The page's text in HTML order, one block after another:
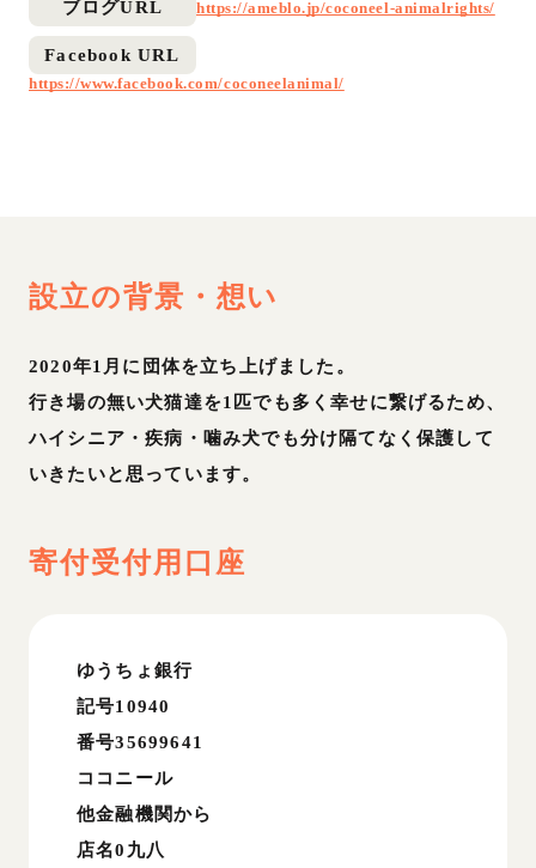
ブログURL https://ameblo.jp/coconeel-animalrights/
Facebook URL
https://www.facebook.com/coconeelanimal/
設立の背景・想い
2020年1月に団体を立ち上げました。
行き場の無い犬猫達を1匹でも多く幸せに繋げるため、
ハイシニア・疾病・噛み犬でも分け隔てなく保護して
いきたいと思っています。
寄付受付用口座
ゆうちょ銀行
記号10940
番号35699641
​ココニール
他金融機関から
店名0九八